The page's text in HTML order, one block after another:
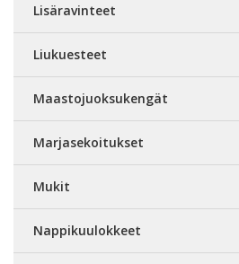
Lisäravinteet
Liukuesteet
Maastojuoksukengät
Marjasekoitukset
Mukit
Nappikuulokkeet